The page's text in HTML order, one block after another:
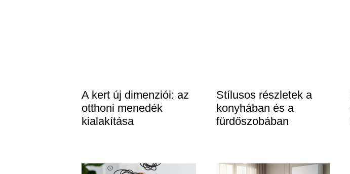
A kert új dimenziói: az
otthoni menedék
kialakítása
Stílusos részletek a
konyhában és a
fürdőszobában